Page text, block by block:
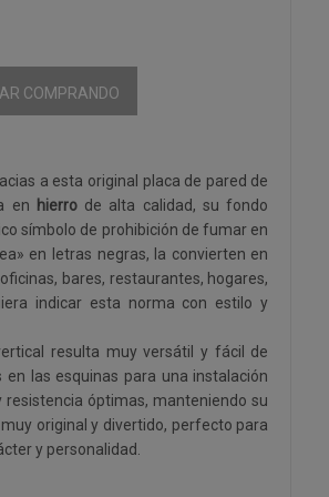
COMPRANDO
a esta original placa de pared de
en hierrode alta calidad, su fondo
símbolo de prohibición de fumar en
en letras negras, la convierten en
bares, restaurantes, hogares,
indicar esta norma con estilo y
resulta muy versátil y fácil de
en las esquinas para una instalación
resistencia óptimas, manteniendo su
original y divertido, perfecto para
y personalidad.